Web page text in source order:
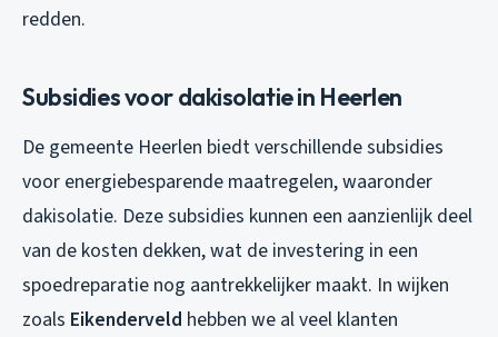
redden.
Subsidies voor dakisolatie in Heerlen
De gemeente Heerlen biedt verschillende subsidies
voor energiebesparende maatregelen, waaronder
dakisolatie. Deze subsidies kunnen een aanzienlijk deel
van de kosten dekken, wat de investering in een
spoedreparatie nog aantrekkelijker maakt. In wijken
zoals Eikenderveld hebben we al veel klanten